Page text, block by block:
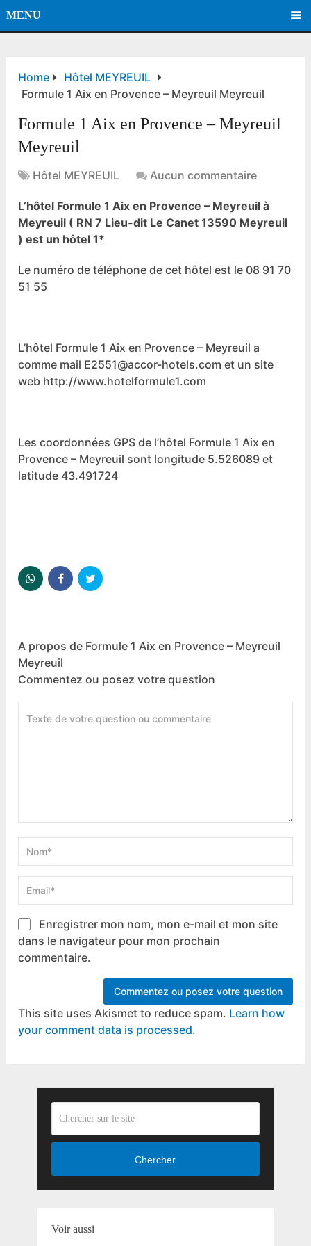
MENU
Home
Hôtel MEYREUIL
Formule 1 Aix en Provence – Meyreuil Meyreuil
Formule 1 Aix en Provence – Meyreuil
Meyreuil
Hôtel MEYREUIL Aucun commentaire
L’hôtel Formule 1 Aix en Provence – Meyreuil à
Meyreuil ( RN 7 Lieu-dit Le Canet 13590 Meyreuil
) est un hôtel 1*
Le numéro de téléphone de cet hôtel est le 08 91 70
51 55
L’hôtel Formule 1 Aix en Provence – Meyreuil a
comme mail E2551@accor-hotels.com et un site
web http://www.hotelformule1.com
Les coordonnées GPS de l’hôtel Formule 1 Aix en
Provence – Meyreuil sont longitude 5.526089 et
latitude 43.491724
A propos de Formule 1 Aix en Provence – Meyreuil
Meyreuil
Commentez ou posez votre question
Enregistrer mon nom, mon e-mail et mon site
dans le navigateur pour mon prochain
commentaire.
This site uses Akismet to reduce spam. Learn how
your comment data is processed.
Chercher
Voir aussi